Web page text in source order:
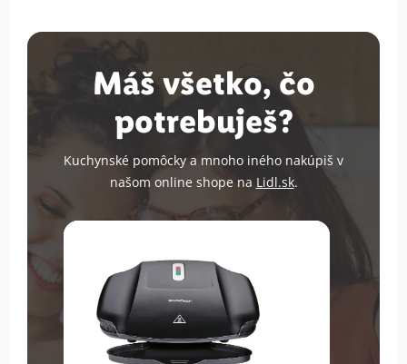
Máš všetko, čo
potrebuješ?
Kuchynské pomôcky a mnoho iného nakúpiš v
našom online shope na Lidl.sk.